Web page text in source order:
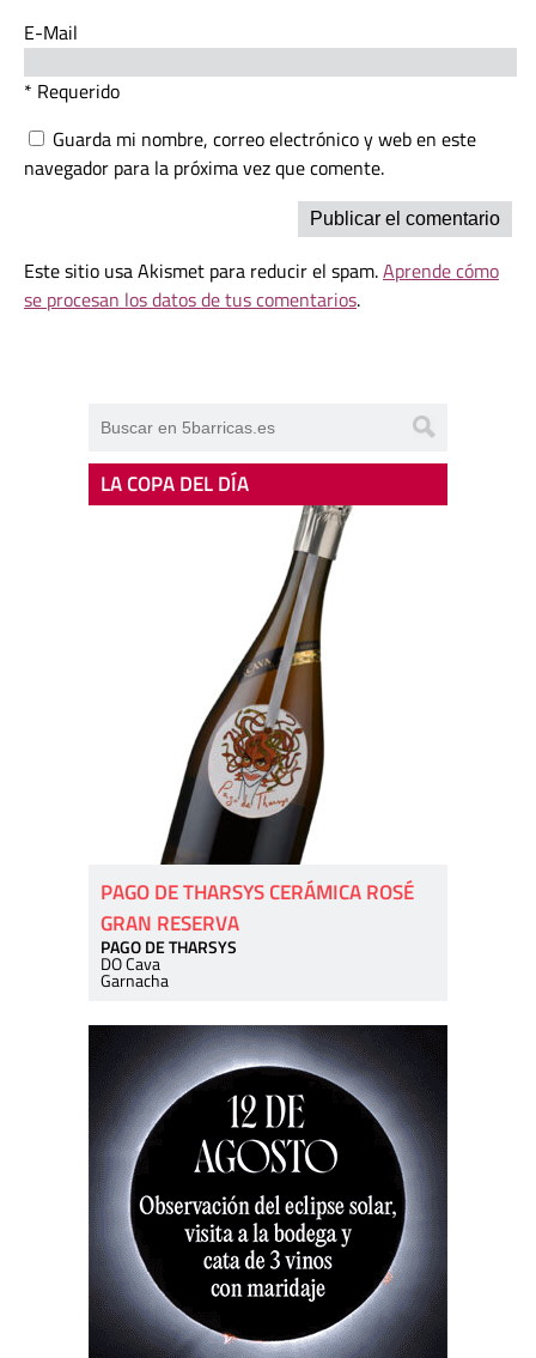
E-Mail
* Requerido
Guarda mi nombre, correo electrónico y web en este
navegador para la próxima vez que comente.
Este sitio usa Akismet para reducir el spam.Aprende cómo
se procesan los datos de tus comentarios.
LA COPA DEL DÍA
PAGO DE THARSYS CERÁMICA ROSÉ
GRAN RESERVA
PAGO DE THARSYS
DO Cava
Garnacha